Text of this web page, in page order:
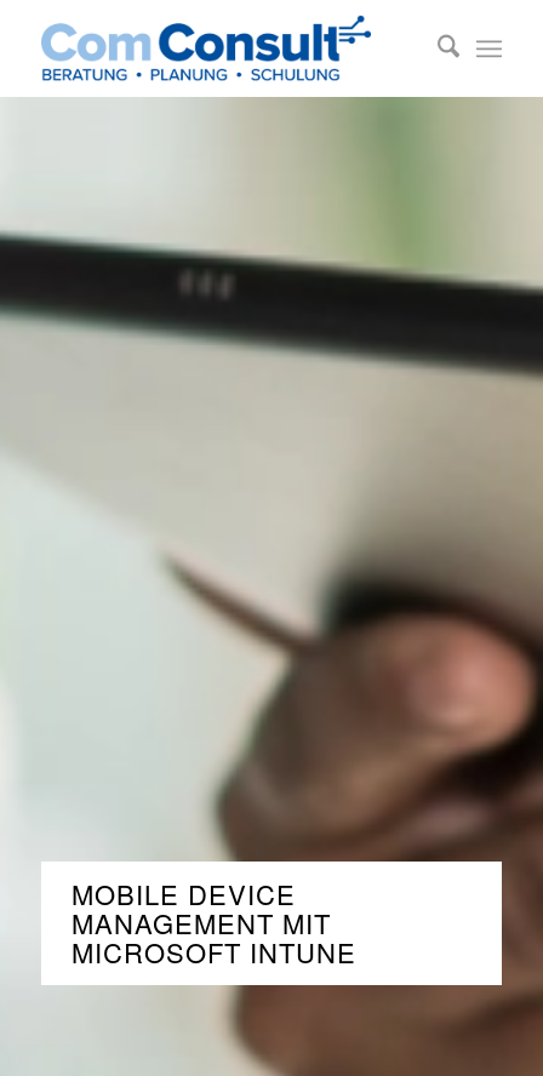
MOBILE DEVICE
MANAGEMENT MIT
MICROSOFT INTUNE